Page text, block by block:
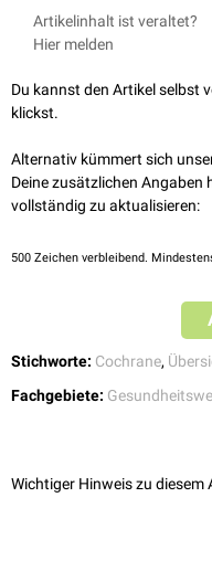
Die Autoren eines Cochrane-
Experten, Recherche-
formulierte Frage, welche die
Vergleichsintervention und
Für die Erstellung des
einer Fragestellung
publizierte Arbeiten. So
Artikelinhalt ist veraltet?
Hier melden
Du kannst den Artikel selbst
klickst.
Alternativ kümmert sich
Deine zusätzlichen Angaben
vollständig zu aktualisieren:
500 Zeichen verbleibend.
Stichworte: Cochrane,
Fachgebiete:
Wichtiger Hinweis zu diesem